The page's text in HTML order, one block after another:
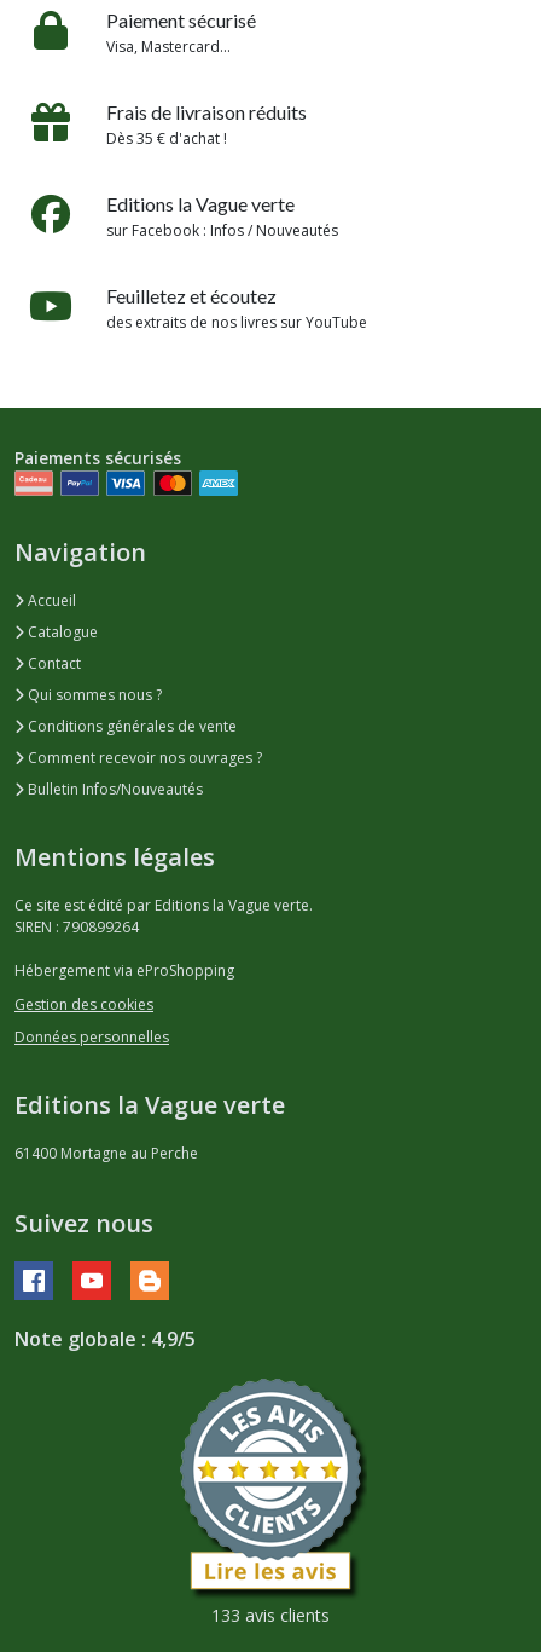
Paiement sécurisé
Visa, Mastercard...
Frais de livraison réduits
Dès 35 € d'achat !
Editions la Vague verte
sur Facebook : Infos / Nouveautés
Feuilletez et écoutez
des extraits de nos livres sur YouTube
Paiements sécurisés
Navigation
Accueil
Catalogue
Contact
Qui sommes nous ?
Conditions générales de vente
Comment recevoir nos ouvrages ?
Bulletin Infos/Nouveautés
Mentions légales
Ce site est édité par Editions la Vague verte.
SIREN : 790899264
Hébergement via eProShopping
Gestion des cookies
Données personnelles
Editions la Vague verte
61400 Mortagne au Perche
Suivez nous
Note globale : 4,9/5
133 avis clients